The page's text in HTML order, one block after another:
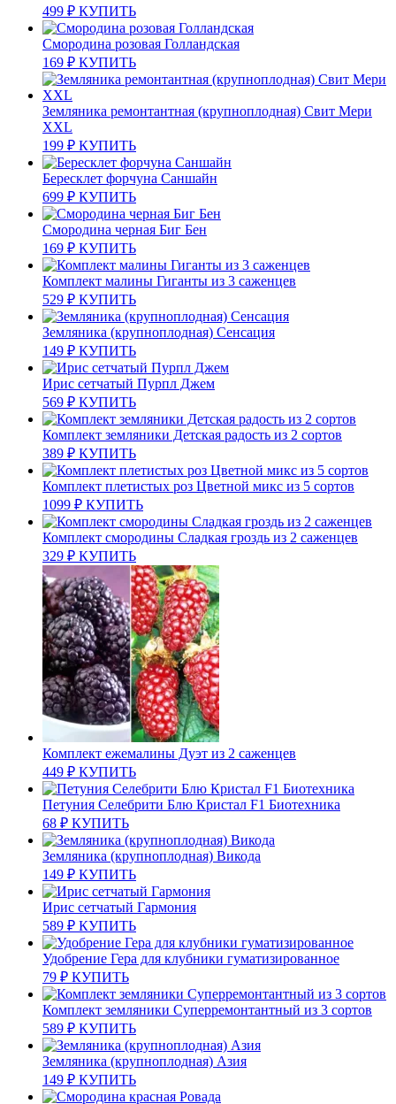
499 ₽ КУПИТЬ
Смородина розовая Голландская
169 ₽ КУПИТЬ
Земляника ремонтантная (крупноплодная) Свит Мери
XXL
199 ₽ КУПИТЬ
Бересклет форчуна Саншайн
699 ₽ КУПИТЬ
Смородина черная Биг Бен
169 ₽ КУПИТЬ
Комплект малины Гиганты из 3 саженцев
529 ₽ КУПИТЬ
Земляника (крупноплодная) Сенсация
149 ₽ КУПИТЬ
Ирис сетчатый Пурпл Джем
569 ₽ КУПИТЬ
Комплект земляники Детская радость из 2 сортов
389 ₽ КУПИТЬ
Комплект плетистых роз Цветной микс из 5 сортов
1099 ₽ КУПИТЬ
Комплект смородины Сладкая гроздь из 2 саженцев
329 ₽ КУПИТЬ
Комплект ежемалины Дуэт из 2 саженцев
449 ₽ КУПИТЬ
Петуния Селебрити Блю Кристал F1 Биотехника
68 ₽ КУПИТЬ
Земляника (крупноплодная) Викода
149 ₽ КУПИТЬ
Ирис сетчатый Гармония
589 ₽ КУПИТЬ
Удобрение Гера для клубники гуматизированное
79 ₽ КУПИТЬ
Комплект земляники Суперремонтантный из 3 сортов
589 ₽ КУПИТЬ
Земляника (крупноплодная) Азия
149 ₽ КУПИТЬ